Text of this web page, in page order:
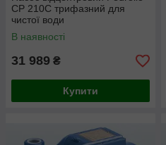
CP 210C трифазний для
чистої води
В наявності
31 989 ₴
Купити